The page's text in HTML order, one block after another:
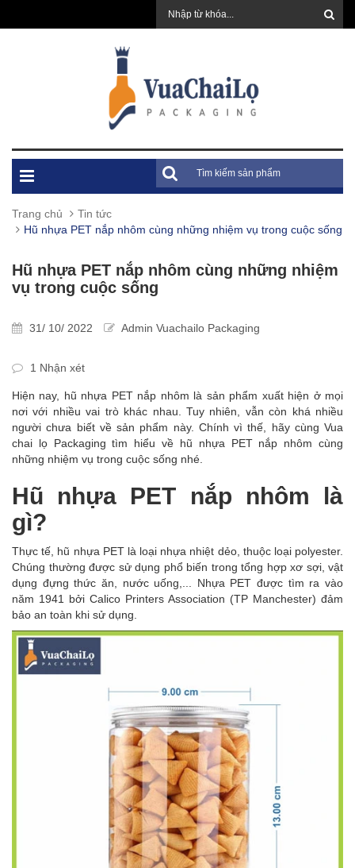
Trang chủ
Tin tức
Hũ nhựa PET nắp nhôm cùng những nhiệm vụ trong cuộc sống
Hũ nhựa PET nắp nhôm cùng những nhiệm
vụ trong cuộc sống
31/ 10/ 2022 Admin Vuachailo Packaging
1 Nhận xét
Hiện nay, hũ nhựa PET nắp nhôm là sản phẩm xuất hiện ở mọi
nơi với nhiều vai trò khác nhau. Tuy nhiên, vẫn còn khá nhiều
người chưa biết về sản phẩm này. Chính vì thế, hãy cùng Vua
chai lọ Packaging tìm hiểu về hũ nhựa PET nắp nhôm cùng
những nhiệm vụ trong cuộc sống nhé.
Hũ nhựa PET nắp nhôm là
gì?
Thực tế, hũ nhựa PET là loại nhựa nhiệt dẻo, thuộc loại polyester.
Chúng thường được sử dụng phổ biến trong tổng hợp xơ sợi, vật
dụng đựng thức ăn, nước uống,... Nhựa PET được tìm ra vào
năm 1941 bởi Calico Printers Association (TP Manchester) đảm
bảo an toàn khi sử dụng.